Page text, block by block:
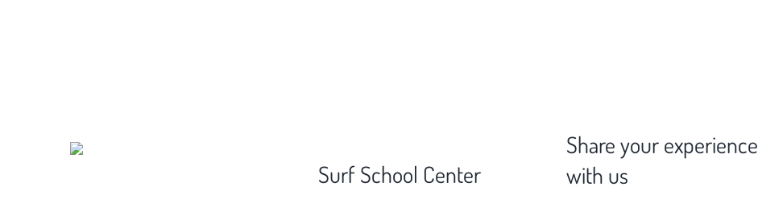
Surf School Center
Share your experience
with us